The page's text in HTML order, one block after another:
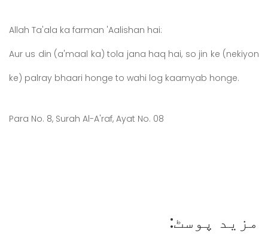
Allah Ta'ala ka farman 'Aalishan hai:
Aur us din (a'maal ka) tola jana haq hai, so jin ke (nekiyon
ke) palray bhaari honge to wahi log kaamyab honge.
Para No. 8, Surah Al-A'raf, Ayat No. 08
مزید پوسٹ: